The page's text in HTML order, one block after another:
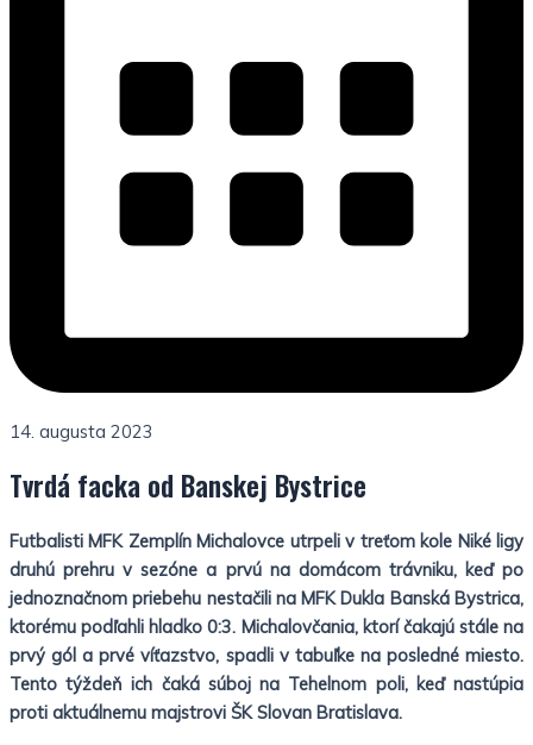
14. augusta 2023
Tvrdá facka od Banskej Bystrice
Futbalisti MFK Zemplín Michalovce utrpeli v treťom kole Niké ligy
druhú prehru v sezóne a prvú na domácom trávniku, keď po
jednoznačnom priebehu nestačili na MFK Dukla Banská Bystrica,
ktorému podľahli hladko 0:3. Michalovčania, ktorí čakajú stále na
prvý gól a prvé víťazstvo, spadli v tabuľke na posledné miesto.
Tento týždeň ich čaká súboj na Tehelnom poli, keď nastúpia
proti aktuálnemu majstrovi ŠK Slovan Bratislava.